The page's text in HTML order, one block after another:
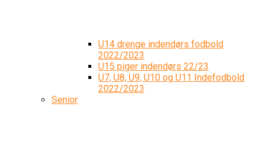
U14 drenge indendørs fodbold
2022/2023
U15 piger indendørs 22/23
U7, U8, U9, U10 og U11 Indefodbold
2022/2023
Senior